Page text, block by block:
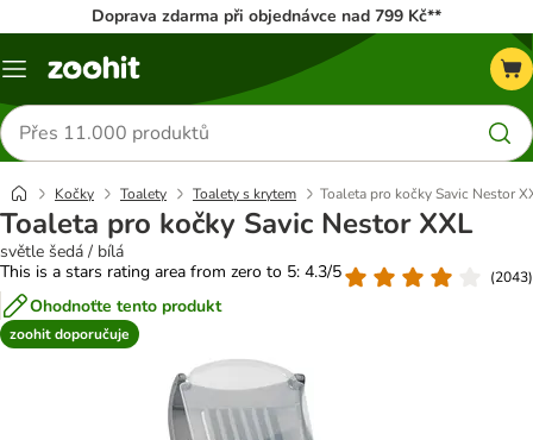
Doprava zdarma při objednávce nad 799 Kč**
Menu
Hledat
produkty
Kočky Toalety Toalety s krytem Toaleta pro kočky Savic Nestor
Toaleta pro kočky Savic Nestor XXL
světle šedá / bílá
This is a stars rating area from zero to 5: 4.3/5
(2043)
Ohodnoťte tento produkt
zoohit doporučuje